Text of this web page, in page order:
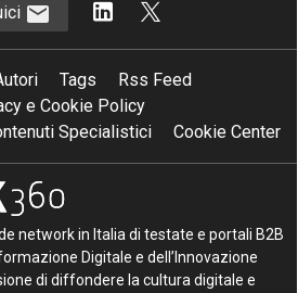
Tags
Rss Feed
e Cookie Policy
Specialistici
Cookie Center
network in Italia di testate e portali B2B
Digitale e dell’Innovazione
di diffondere la cultura digitale e